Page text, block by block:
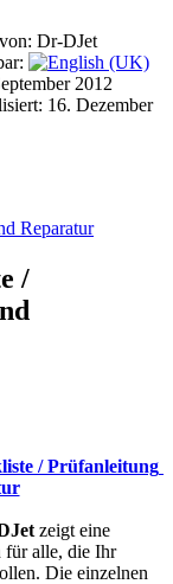
Dr-DJet
2012
16. Dezember
Reparatur
/
zeigt eine
für alle, die Ihr
Die einzelnen